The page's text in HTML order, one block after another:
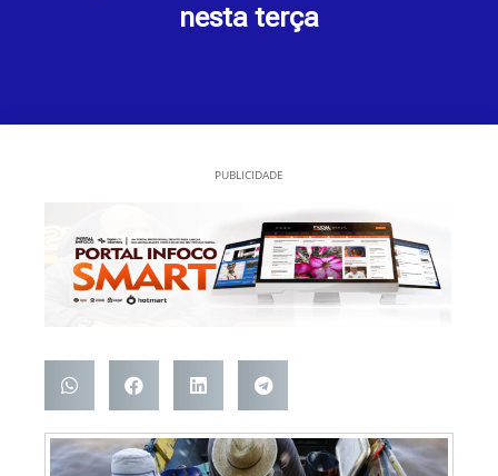
nesta terça
PUBLICIDADE